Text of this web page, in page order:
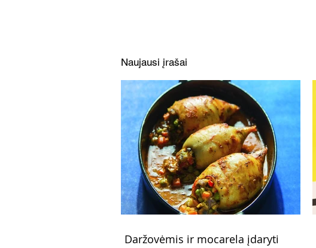
Naujausi įrašai
Daržovėmis ir mocarela įdaryti